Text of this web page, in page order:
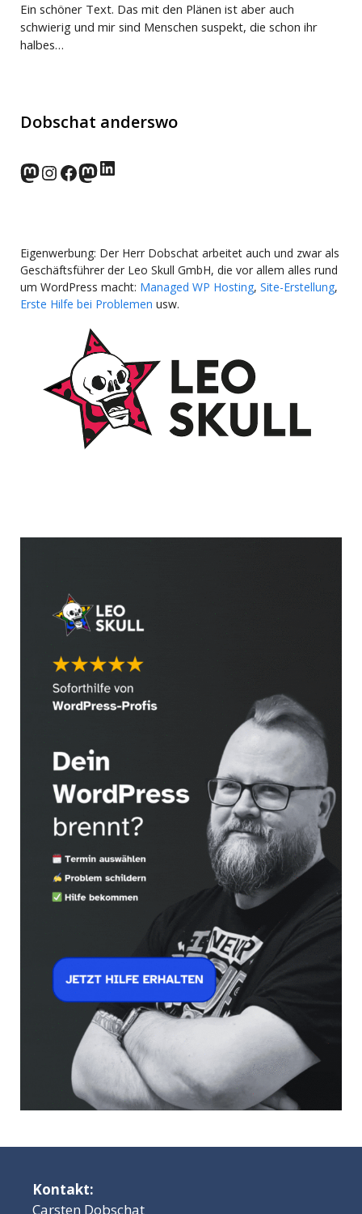
Ein schöner Text. Das mit den Plänen ist aber auch
schwierig und mir sind Menschen suspekt, die schon ihr
halbes…
Dobschat anderswo
norden.social
Instagram
Facebook
wp-punks.social
LinkedIn
Eigenwerbung: Der Herr Dobschat arbeitet auch und zwar als
Geschäftsführer der Leo Skull GmbH, die vor allem alles rund
um WordPress macht: Managed WP Hosting, Site-Erstellung,
Erste Hilfe bei Problemen usw.
Kontakt:
Carsten Dobschat